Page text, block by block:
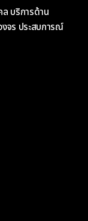
ล บริการด้าน
จร ประสบการณ์